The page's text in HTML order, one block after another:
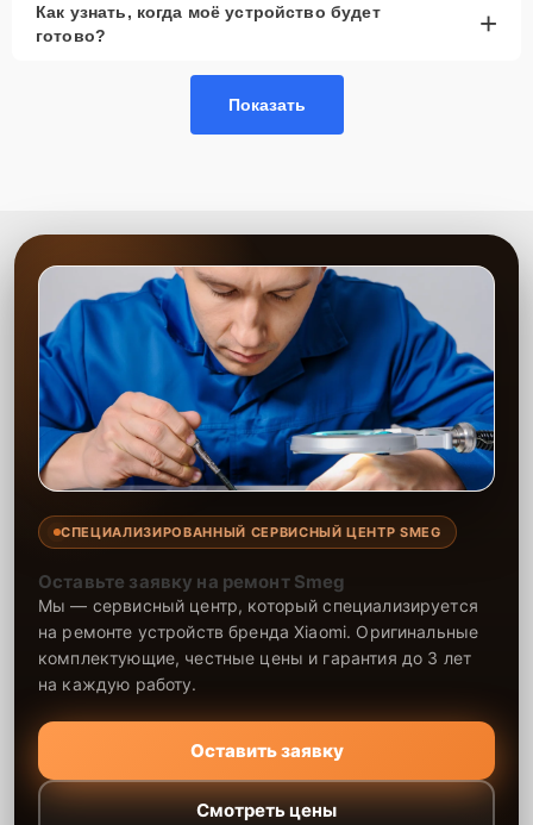
Как узнать, когда моё устройство будет
готово?
+
Показать
СПЕЦИАЛИЗИРОВАННЫЙ СЕРВИСНЫЙ ЦЕНТР SMEG
Оставьте заявку на ремонт Smeg
Мы — сервисный центр, который специализируется
на ремонте устройств бренда Xiaomi. Оригинальные
комплектующие, честные цены и гарантия до 3 лет
на каждую работу.
Оставить заявку
Смотреть цены